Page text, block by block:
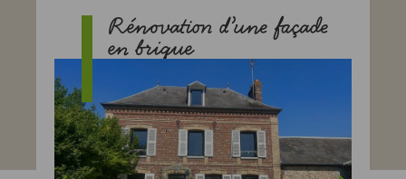
Rénovation d’une façade
en brique